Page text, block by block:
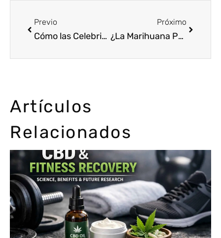
Previo
Cómo las Celebridades Influyen en la Percepción Pública del Cannabis
Próximo
¿La Marihuana Puede Mejorar la Calidad de Tu Relación?
Artículos
Relacionados